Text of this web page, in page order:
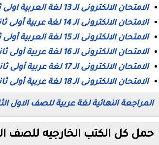
الامتحان الالكترونى الـ 13 لغة العربية اولى ثانوى
الامتحان الالكترونى الـ 14 لغة عربية أولى ثانوى ترم ثان
الامتحان الالكترونى الـ 15 لغة العربية أولى ثانوى ترم ثان
الامتحان الالكترونى الـ 16 لغة عربية أولى ثانوى ترم ثان
الامتحان الالكترونى الـ 17 لغة عربية أولى ثانوى ترم ثان
الامتحان الالكترونى الـ 18 لغة عربية أولى ثانوى ترم ثان
المراجعة النهائية لغة عربية للصف الاول
حمل كل الكتب الخارجيه للصف